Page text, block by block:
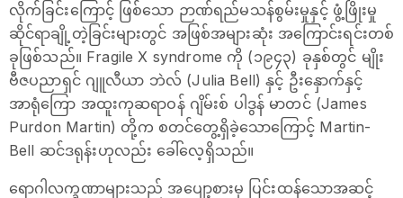
လိုက်ခြင်းကြောင့် ဖြစ်သော ဉာဏ်ရည်မသန်စွမ်းမှုနှင့် ဖွံ့ဖြိုးမှု
ဆိုင်ရာချို့တဲ့ခြင်းများတွင် အဖြစ်အများဆုံး အကြောင်းရင်းတစ်
ခုဖြစ်သည်။ Fragile X syndrome ကို (၁၉၄၃) ခုနှစ်တွင် မျိုး
ဗီဇပညာရှင် ဂျူလီယာ ဘဲလ် (Julia Bell) နှင့် ဦးနှောက်နှင့်
အာရုံကြော အထူးကုဆရာဝန် ဂျိမ်းစ် ပါဒွန် မာတင် (James
Purdon Martin) တို့က စတင်တွေ့ရှိခဲ့သောကြောင့် Martin-
Bell ဆင်ဒရုန်းဟုလည်း ခေါ်လေ့ရှိသည်။
ရောဂါလက္ခဏာများသည် အပျော့စားမှ ပြင်းထန်သောအဆင့်